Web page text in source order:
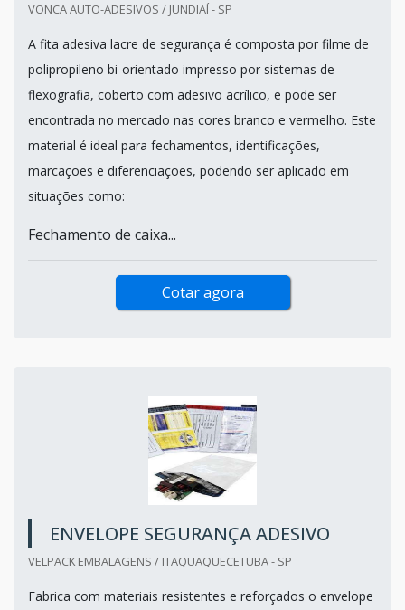
VONCA AUTO-ADESIVOS / JUNDIAÍ - SP
A fita adesiva lacre de segurança é composta por filme de
polipropileno bi-orientado impresso por sistemas de
flexografia, coberto com adesivo acrílico, e pode ser
encontrada no mercado nas cores branco e vermelho. Este
material é ideal para fechamentos, identificações,
marcações e diferenciações, podendo ser aplicado em
situações como:
Fechamento de caixa...
Cotar agora
ENVELOPE SEGURANÇA ADESIVO
VELPACK EMBALAGENS / ITAQUAQUECETUBA - SP
Fabrica com materiais resistentes e reforçados o envelope